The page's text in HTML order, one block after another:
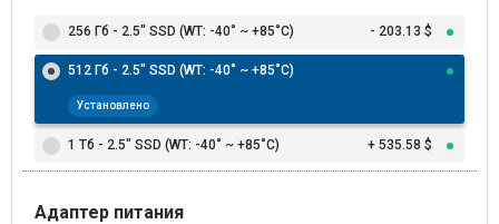
256 Гб - 2.5" SSD (WT: -40˚ ~ +85˚C) - 203.13 $
512 Гб - 2.5" SSD (WT: -40˚ ~ +85˚C)
Установлено
1 Тб - 2.5" SSD (WT: -40˚ ~ +85˚C) + 535.58 $
Адаптер питания